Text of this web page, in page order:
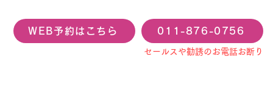
WEB予約はこちら 011-876-0756
セールスや勧誘のお電話お断り